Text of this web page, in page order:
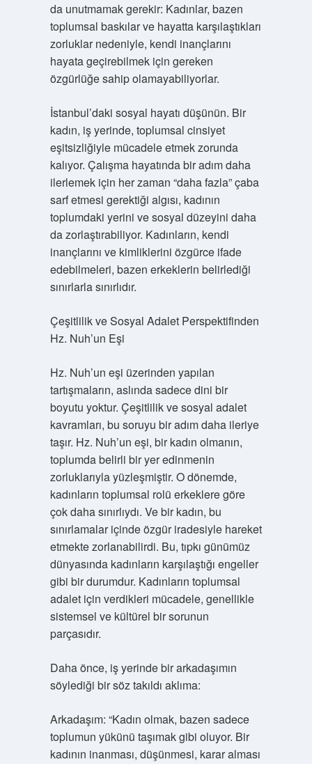
da unutmamak gerekir: Kadınlar, bazen
toplumsal baskılar ve hayatta karşılaştıkları
zorluklar nedeniyle, kendi inançlarını
hayata geçirebilmek için gereken
özgürlüğe sahip olamayabiliyorlar.
İstanbul’daki sosyal hayatı düşünün. Bir
kadın, iş yerinde, toplumsal cinsiyet
eşitsizliğiyle mücadele etmek zorunda
kalıyor. Çalışma hayatında bir adım daha
ilerlemek için her zaman “daha fazla” çaba
sarf etmesi gerektiği algısı, kadının
toplumdaki yerini ve sosyal düzeyini daha
da zorlaştırabiliyor. Kadınların, kendi
inançlarını ve kimliklerini özgürce ifade
edebilmeleri, bazen erkeklerin belirlediği
sınırlarla sınırlıdır.
Çeşitlilik ve Sosyal Adalet Perspektifinden
Hz. Nuh’un Eşi
Hz. Nuh’un eşi üzerinden yapılan
tartışmaların, aslında sadece dini bir
boyutu yoktur. Çeşitlilik ve sosyal adalet
kavramları, bu soruyu bir adım daha ileriye
taşır. Hz. Nuh’un eşi, bir kadın olmanın,
toplumda belirli bir yer edinmenin
zorluklarıyla yüzleşmiştir. O dönemde,
kadınların toplumsal rolü erkeklere göre
çok daha sınırlıydı. Ve bir kadın, bu
sınırlamalar içinde özgür iradesiyle hareket
etmekte zorlanabilirdi. Bu, tıpkı günümüz
dünyasında kadınların karşılaştığı engeller
gibi bir durumdur. Kadınların toplumsal
adalet için verdikleri mücadele, genellikle
sistemsel ve kültürel bir sorunun
parçasıdır.
Daha önce, iş yerinde bir arkadaşımın
söylediği bir söz takıldı aklıma:
Arkadaşım: “Kadın olmak, bazen sadece
toplumun yükünü taşımak gibi oluyor. Bir
kadının inanması, düşünmesi, karar alması